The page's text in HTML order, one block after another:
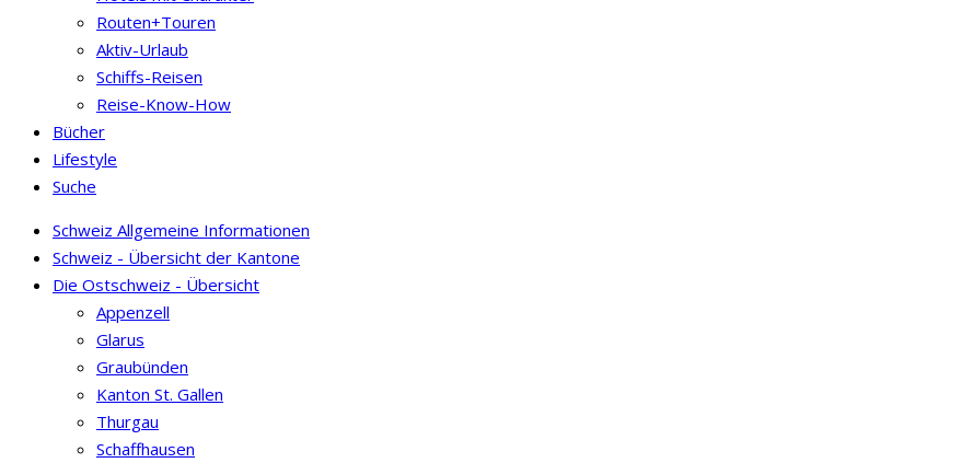
Routen+Touren
Aktiv-Urlaub
Schiffs-Reisen
Reise-Know-How
Bücher
Lifestyle
Suche
Schweiz Allgemeine Informationen
Schweiz - Übersicht der Kantone
Die Ostschweiz - Übersicht
Appenzell
Glarus
Graubünden
Kanton St. Gallen
Thurgau
Schaffhausen